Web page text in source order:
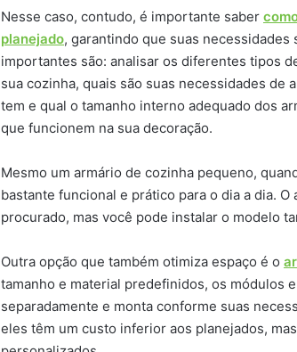
Nesse caso, contudo, é importante saber
planejado, garantindo que suas necessidades
importantes são: analisar os diferentes tipos
sua cozinha, quais são suas necessidades
tem e qual o tamanho interno adequado dos
que funcionem na sua decoração.
Mesmo um armário de cozinha pequeno,
bastante funcional e prático para o dia a dia.
procurado, mas você pode instalar o modelo
Outra opção que também otimiza espaço é o
tamanho e material predefinidos, os módulos
separadamente e monta conforme suas
eles têm um custo inferior aos planejados,